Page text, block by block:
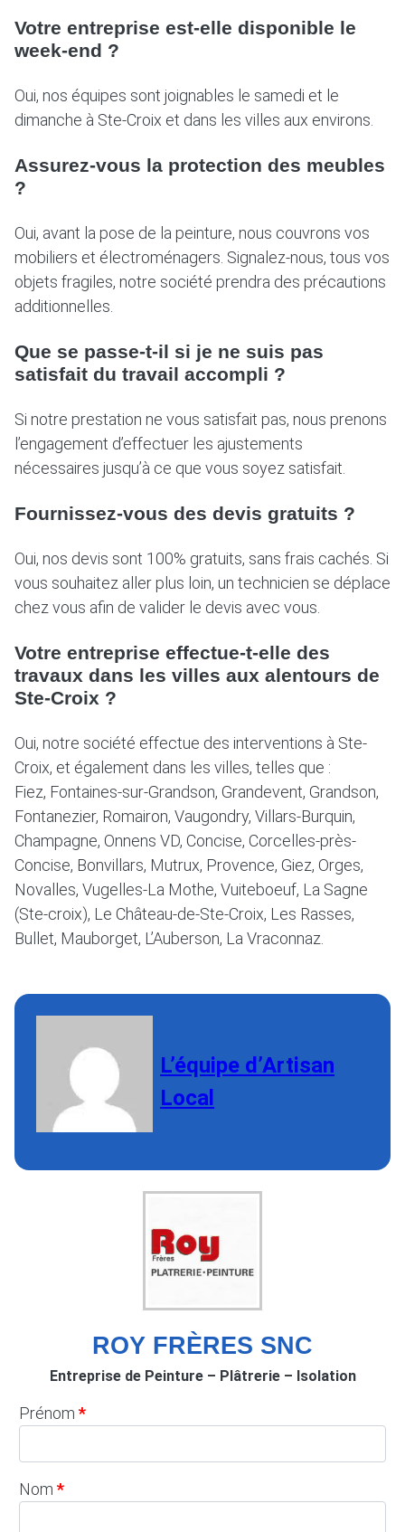
Votre entreprise est-elle disponible le
week-end ?
Oui, nos équipes sont joignables le samedi et le
dimanche à Ste-Croix et dans les villes aux environs.
Assurez-vous la protection des meubles
?
Oui, avant la pose de la peinture, nous couvrons vos
mobiliers et électroménagers. Signalez-nous, tous vos
objets fragiles, notre société prendra des précautions
additionnelles.
Que se passe-t-il si je ne suis pas
satisfait du travail accompli ?
Si notre prestation ne vous satisfait pas, nous prenons
l’engagement d’effectuer les ajustements
nécessaires jusqu’à ce que vous soyez satisfait.
Fournissez-vous des devis gratuits ?
Oui, nos devis sont 100% gratuits, sans frais cachés. Si
vous souhaitez aller plus loin, un technicien se déplace
chez vous afin de valider le devis avec vous.
Votre entreprise effectue-t-elle des
travaux dans les villes aux alentours de
Ste-Croix ?
Oui, notre société effectue des interventions à Ste-
Croix, et également dans les villes, telles que :
Fiez, Fontaines-sur-Grandson, Grandevent, Grandson,
Fontanezier, Romairon, Vaugondry, Villars-Burquin,
Champagne, Onnens VD, Concise, Corcelles-près-
Concise, Bonvillars, Mutrux, Provence, Giez, Orges,
Novalles, Vugelles-La Mothe, Vuiteboeuf, La Sagne
(Ste-croix), Le Château-de-Ste-Croix, Les Rasses,
Bullet, Mauborget, L’Auberson, La Vraconnaz.
L’équipe d’Artisan
Local
ROY FRÈRES SNC
Entreprise de Peinture – Plâtrerie – Isolation
Prénom
Nom